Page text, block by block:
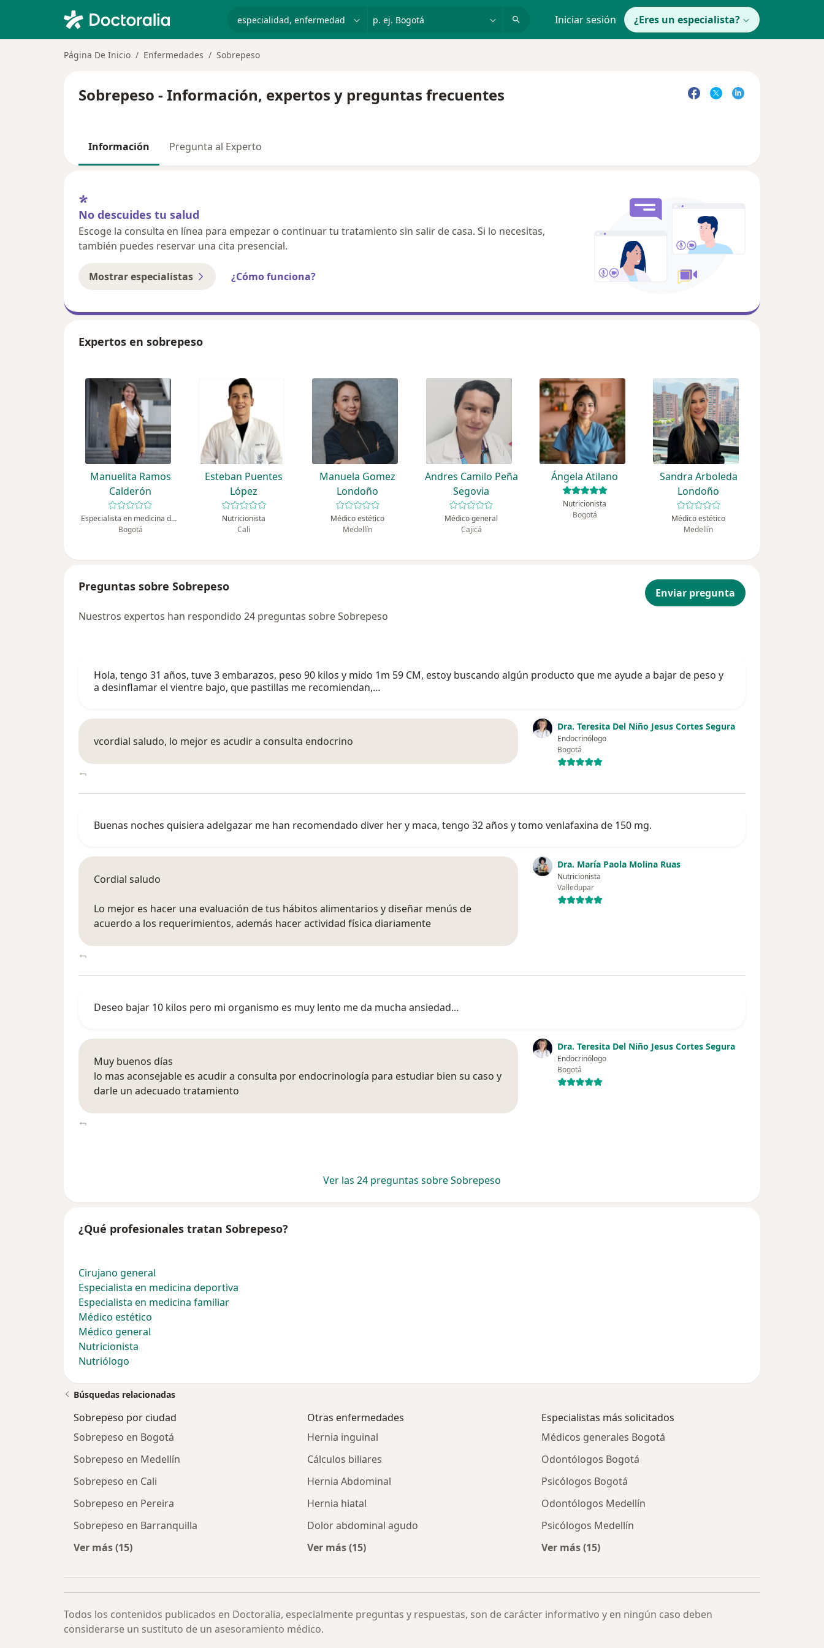
p. ej. Bogotá Iniciar sesión ¿Eres un especialista?
Página De Inicio Enfermedades Sobrepeso
Sobrepeso - Información, expertos y preguntas frecuentes
Información Pregunta al Experto
No descuides tu salud
Escoge la consulta en línea para empezar o continuar tu tratamiento sin salir de casa. Si lo necesitas,
también puedes reservar una cita presencial.
Mostrar especialistas ¿Cómo funciona?
Expertos en sobrepeso
Manuelita Ramos
Calderón
Especialista en medicina deportiva
Bogotá
Esteban Puentes
López
Nutricionista
Cali
Manuela Gomez
Londoño
Médico estético
Medellín
Andres Camilo Peña
Segovia
Médico general
Cajicá
Ángela Atilano
Nutricionista
Bogotá
Sandra Arboleda
Londoño
Médico estético
Medellín
Preguntas sobre Sobrepeso
Enviar pregunta
Nuestros expertos han respondido 24 preguntas sobre Sobrepeso
Hola, tengo 31 años, tuve 3 embarazos, peso 90 kilos y mido 1m 59 CM, estoy buscando algún producto que me ayude a bajar de peso y
a desinflamar el vientre bajo, que pastillas me recomiendan,…
Dra. Teresita Del Niño Jesus Cortes Segura
Endocrinólogo
Bogotá
vcordial saludo, lo mejor es acudir a consulta endocrino
Buenas noches quisiera adelgazar me han recomendado diver her y maca, tengo 32 años y tomo venlafaxina de 150 mg.
Dra. María Paola Molina Ruas
Nutricionista
Valledupar
Cordial saludo
Lo mejor es hacer una evaluación de tus hábitos alimentarios y diseñar menús de
acuerdo a los requerimientos, además hacer actividad física diariamente
Deseo bajar 10 kilos pero mi organismo es muy lento me da mucha ansiedad...
Dra. Teresita Del Niño Jesus Cortes Segura
Endocrinólogo
Bogotá
Muy buenos días
lo mas aconsejable es acudir a consulta por endocrinología para estudiar bien su caso y
darle un adecuado tratamiento
Ver las 24 preguntas sobre Sobrepeso
¿Qué profesionales tratan Sobrepeso?
Cirujano general
Especialista en medicina deportiva
Especialista en medicina familiar
Médico estético
Médico general
Nutricionista
Nutriólogo
Búsquedas relacionadas
Sobrepeso por ciudad
Sobrepeso en Bogotá
Sobrepeso en Medellín
Sobrepeso en Cali
Sobrepeso en Pereira
Sobrepeso en Barranquilla
Ver más (15)
Otras enfermedades
Hernia inguinal
Cálculos biliares
Hernia Abdominal
Hernia hiatal
Dolor abdominal agudo
Ver más (15)
Especialistas más solicitados
Médicos generales Bogotá
Odontólogos Bogotá
Psicólogos Bogotá
Odontólogos Medellín
Psicólogos Medellín
Ver más (15)
Todos los contenidos publicados en Doctoralia, especialmente preguntas y respuestas, son de carácter informativo y en ningún caso deben
considerarse un sustituto de un asesoramiento médico.